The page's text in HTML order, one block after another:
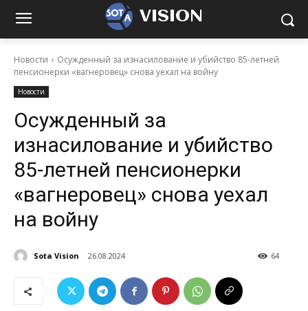
VISION
Новости
Осужденный за изнасилование и убийство 85-летней
пенсионерки «вагнеровец» снова уехал на войну
Новости
Осужденный за
изнасилование и убийство
85-летней пенсионерки
«вагнеровец» снова уехал
на войну
Sota Vision 26.08.2024 64